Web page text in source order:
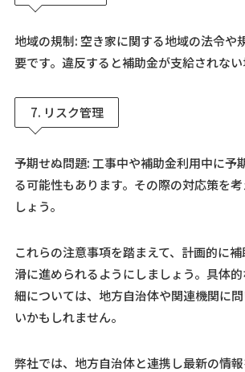
地域の規制: 空き家に関する地域の法令や
要です。違反すると補助金が支給されない
7. リスク管理
予期せぬ問題: 工事中や補助金利用中に予
る可能性もあります。その際の対応策を
しょう。
これらの注意事項を踏まえて、計画的に
滑に進められるようにしましょう。具体
細については、地方自治体や関連機関に
いかもしれません。
弊社では、地方自治体と連携し最新の情